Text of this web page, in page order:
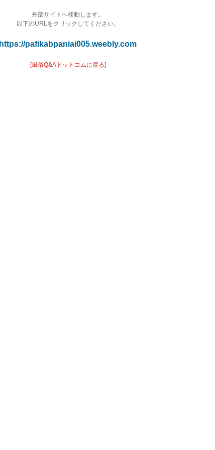
外部サイトへ移動します。
以下のURLをクリックしてください。
https://pafikabpaniai005.weebly.com
[風俗Q&Aドットコムに戻る]